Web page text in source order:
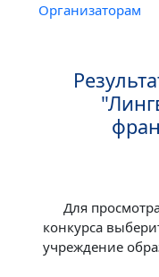
Организаторам
Для
конкурса
учреждение